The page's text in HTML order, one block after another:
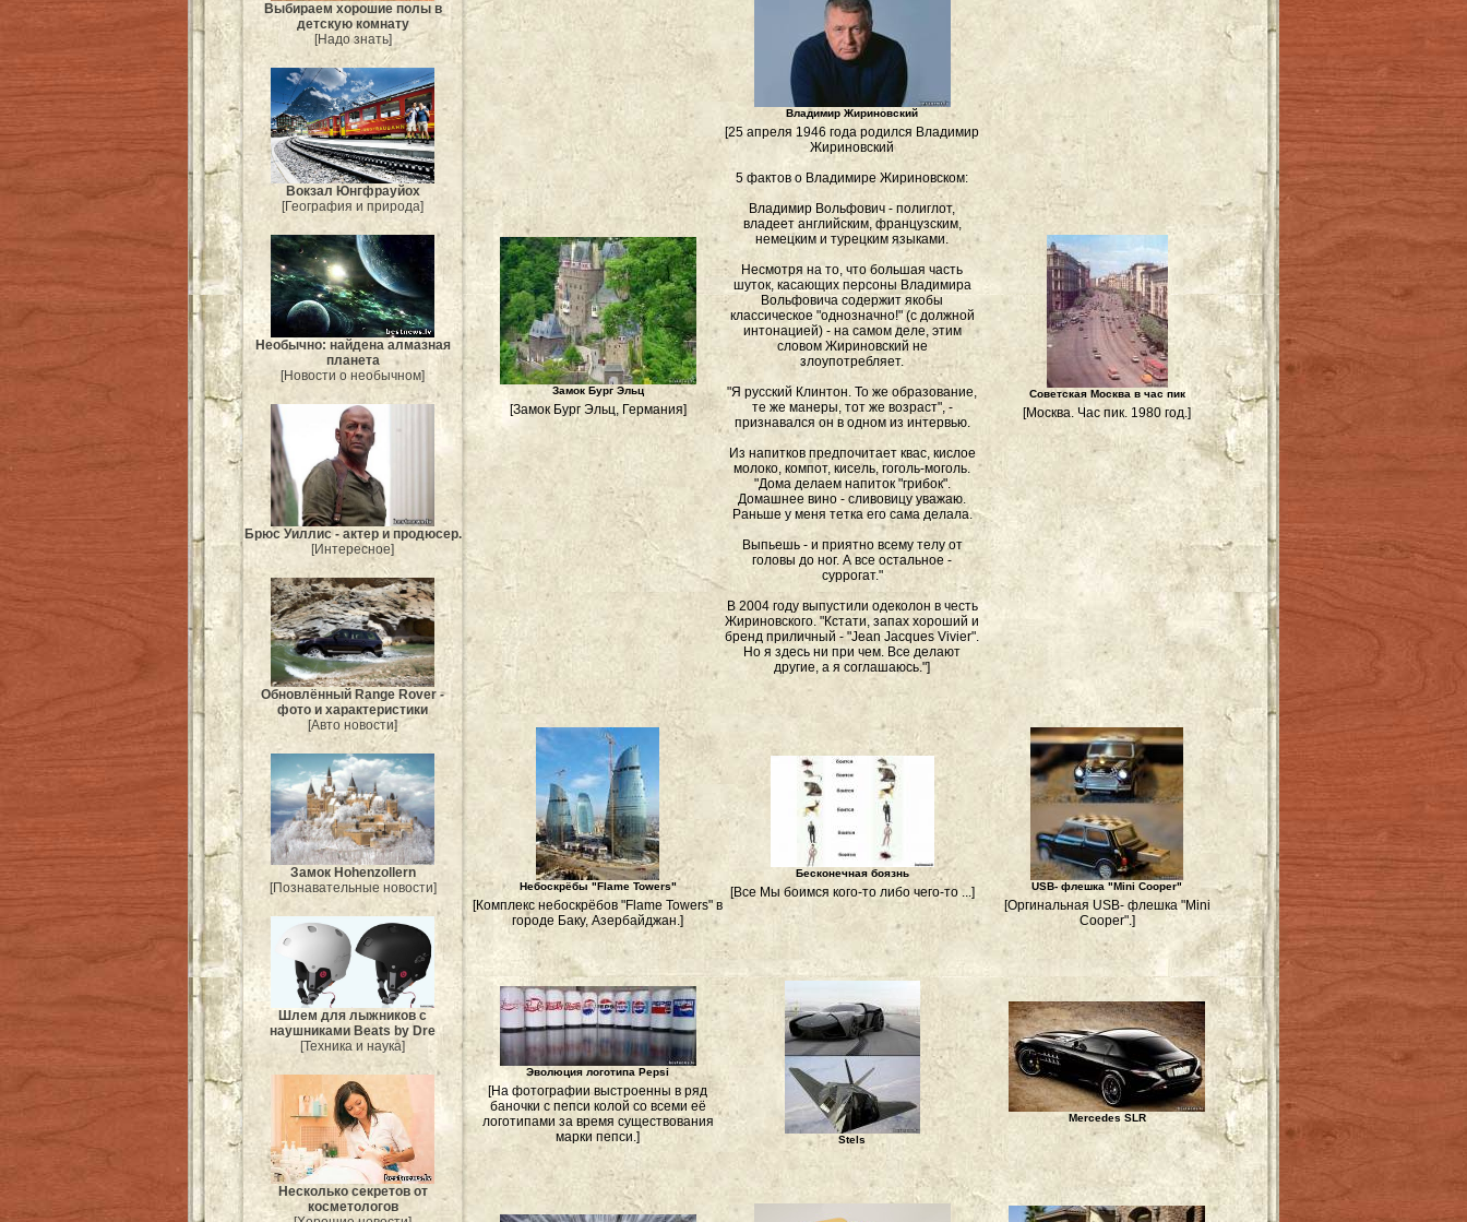
Выбираем хорошие полы в
детскую комнату
[Надо знать]
Вокзал Юнгфрауйох
[География и природа]
Необычно: найдена алмазная
планета
[Новости о необычном]
Брюс Уиллис - актер и продюсер.
[Интересное]
Обновлённый Range Rover -
фото и характеристики
[Авто новости]
Замок Hohenzollern
[Познавательные новости]
Шлем для лыжников с
наушниками Beats by Dre
[Техника и наука]
Несколько секретов от
косметологов
Замок Бург Эльц
[Замок Бург Эльц, Германия]
Владимир Жириновский
[25 апреля 1946 года родился Владимир
Жириновский
5 фактов о Владимире Жириновском:
Владимир Вольфович - полиглот,
владеет английским, французским,
немецким и турецким языками.
Несмотря на то, что большая часть
шуток, касающих персоны Владимира
Вольфовича содержит якобы
классическое "однозначно!" (с должной
интонацией) - на самом деле, этим
словом Жириновский не
злоупотребляет.
"Я русский Клинтон. То же образование,
те же манеры, тот же возраст", -
признавался он в одном из интервью.
Из напитков предпочитает квас, кислое
молоко, компот, кисель, гоголь-моголь.
"Дома делаем напиток "грибок".
Домашнее вино - сливовицу уважаю.
Раньше у меня тетка его сама делала.
Выпьешь - и приятно всему телу от
головы до ног. А все остальное -
суррогат."
В 2004 году выпустили одеколон в честь
Жириновского. "Кстати, запах хороший и
бренд приличный - "Jean Jacques Vivier".
Но я здесь ни при чем. Все делают
другие, а я соглашаюсь."]
Советская Москва в час пик
[Москва. Час пик. 1980 год.]
Небоскрёбы "Flame Towers"
[Комплекс небоскрёбов "Flame Towers" в
городе Баку, Азербайджан.]
Бесконечная боязнь
[Все Мы боимся кого-то либо чего-то ...] USB- флешка "Mini Cooper"
[Оргинальная USB- флешка "Mini
Cooper".]
Эволюция логотипа Pepsi
[На фотографии выстроенны в ряд
баночки с пепси колой со всеми её
логотипами за время существования
марки пепси.]
Stels
Mercedes SLR